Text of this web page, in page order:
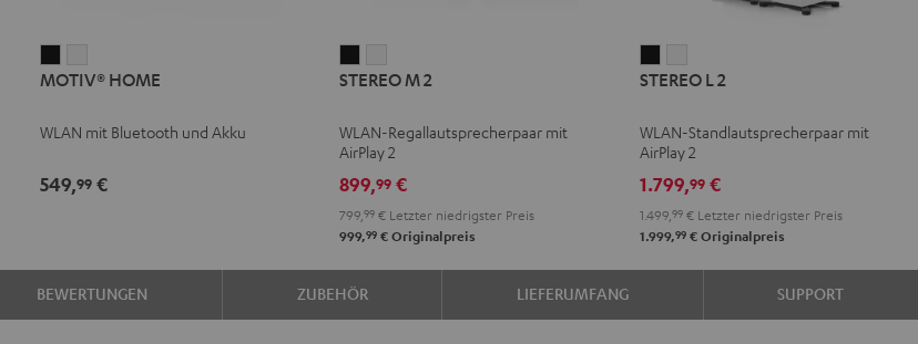
HOMEHOME
MOTIV® HOME
WLAN mit Bluetooth und Akku
549,99€
M
Schwarz
M
Weiß
STEREO M 2
WLAN-Regallautsprecherpaar mit
AirPlay 2
899,99 €
799,99 € Letzter niedrigster Preis
999,99 € Originalpreis
L
Schwarz
L
Weiß
STEREO L 2
WLAN-Standlautsprecherpaar mit
AirPlay 2
1.799,99 €
1.499,99 € Letzter niedrigster Preis
1.999,99 € Originalpreis
BEWERTUNGEN ZUBEHÖR LIEFERUMFANG SUPPORT